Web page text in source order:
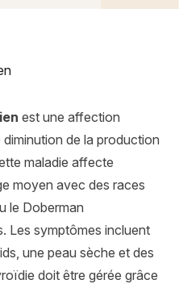
causes, symptômes,
est une affection
de la production
maladie affecte
moyen avec des races
le Doberman
Les symptômes incluent
une peau sèche et des
doit être gérée grâce